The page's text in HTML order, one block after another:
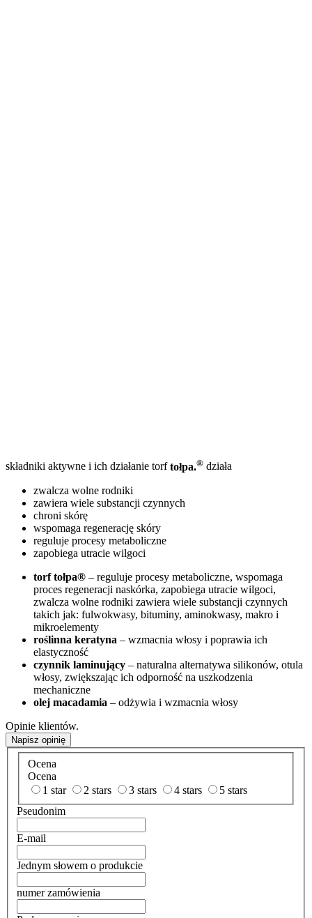
składniki aktywne i ich działanie torftołpa.® działa
zwalcza wolne rodniki
zawiera wiele substancji czynnych
chroni skórę
wspomaga regenerację skóry
reguluje procesy metaboliczne
zapobiega utracie wilgoci
torf tołpa® – reguluje procesy metaboliczne, wspomaga
proces regeneracji naskórka, zapobiega utracie wilgoci,
zwalcza wolne rodniki zawiera wiele substancji czynnych
takich jak: fulwokwasy, bituminy, aminokwasy, makro i
mikroelementy
roślinna keratyna – wzmacnia włosy i poprawia ich
elastyczność
czynnik laminujący – naturalna alternatywa silikonów, otula
włosy, zwiększając ich odporność na uszkodzenia
mechaniczne
olej macadamia – odżywia i wzmacnia włosy
Opinie klientów.
Napisz opinię
Ocena
Ocena
1 star
2 stars 3 stars 4 stars
5 stars
Pseudonim
E-mail
Jednym słowem o produkcie
numer zamówienia